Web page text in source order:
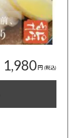
1,980円 (税込)